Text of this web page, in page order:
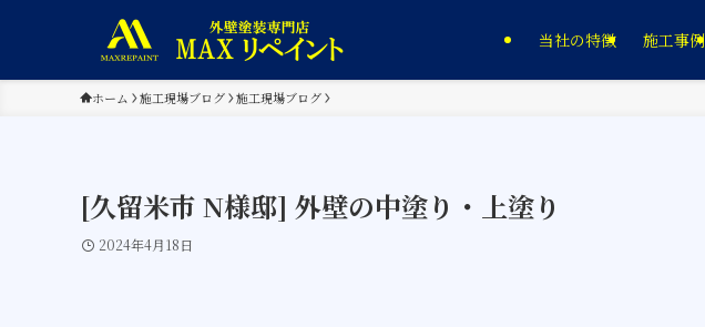
当社の特徴 施工事例
ホーム 施工現場ブログ 施工現場ブログ
[久留米市 N様邸] 外壁の中塗り・上塗り
2024年4月18日